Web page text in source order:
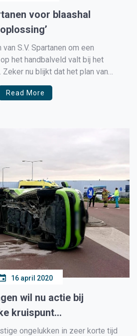
S.V. Spartanen om een
het handbalveld valt bij het
Zeker nu blijkt dat het plan van
geen belastinggeld gaat
(PWF) zegt in een eerste
Read More
16 april 2020
wil nu actie bij
kruispunt
Marktweg
ongelukken in zeer korte tijd